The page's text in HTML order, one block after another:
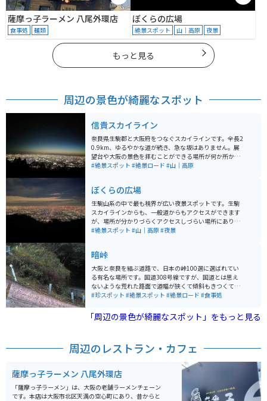
薩摩っ子ラーメン 八尾外環店
食事処 麺類
ぼくらの広場
絶景スポット 山｜高原 夜景
もっと見る
周辺の景色が綺麗なスポット
信貴スカイライン
奈良県生駒郡と大阪府をつなぐスカイラインです。全長2
0.9km、ゆるやかな道が続き、急な坂はありません。展
望台や大阪の景色を拝むことができる場所が何か所かあ
ります。 車、バイクともに通行可能です。また、生駒山
り、駐車場は満車のこともよくあります。3月～10月は2
4時まで、11から2月は23時までの営業となります。
#絶景スポット #絶景ロード #山｜高原
ぼくらの広場
生駒山系の中で最も視界が広い夜景スポットです。生駒
スカイラインからも、一般道からもアクセスができます
が、場所が分かりづらくアクセスしづらい場所にありま
す。初心者には生駒スカイラインまたは十三峠広場の方
#絶景スポット #山｜高原#夜景
暗峠
大阪と奈良を結ぶ道路で、日本の峠100選に選ばれてい
る有名な場所です。国道308号線ですが、国道とは思え
ないような荒れた路面で道幅が狭くて傾斜もきつくて
「酷道308号線」とも呼ばれています。 しかし、そうい
白いです。関西でも人気のツーリングスポットです。
#珍スポット #絶景スポット #絶景ロード #食事処
「周辺の景色が綺麗なスポット」をもっと見る
周辺のレストラン・カフェ
薩摩っ子ラーメン 八尾外環店
「薩摩っ子ラーメン」は、大阪の老舗ラーメンチェーン
です。本店は大阪市北区天満の空心町にあり、昔からと